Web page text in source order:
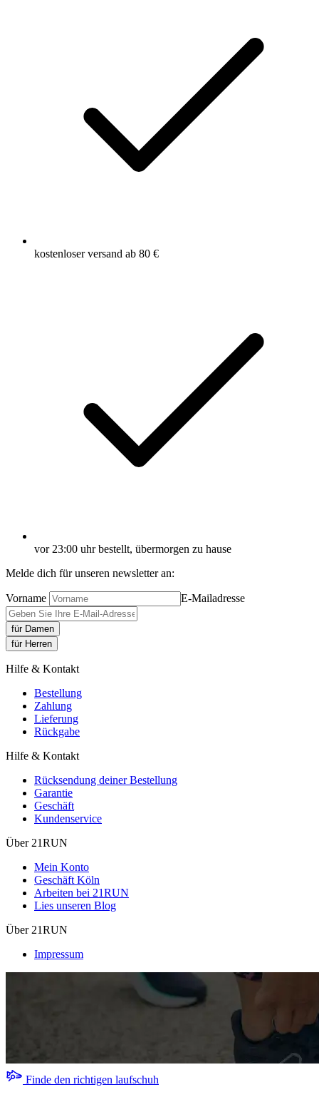
kostenloser versand ab 80 €
vor 23:00 uhr bestellt, übermorgen zu hause
Melde dich für unseren newsletter an:
Vorname E-Mailadresse
für Damen
für Herren
Hilfe & Kontakt
Bestellung
Zahlung
Lieferung
Rückgabe
Hilfe & Kontakt
Rücksendung deiner Bestellung
Garantie
Geschäft
Kundenservice
Über 21RUN
Mein Konto
Geschäft Köln
Arbeiten bei 21RUN
Lies unseren Blog
Über 21RUN
Impressum
Finde den richtigen laufschuh